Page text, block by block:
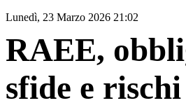
Lunedì, 23 Marzo 2026 21:02
RAEE,
sfide e